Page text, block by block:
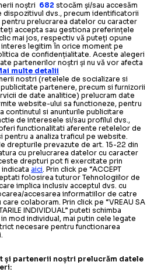
noștri 682 stocăm și/sau accesăm
dispozitivul dvs., precum identificatorii
prelucrarea datelor cu caracter
accepta sau gestiona preferințele
mai jos, respectiv vă puteți opune
interes legitim în orice moment pe
de confidențialitate. Aceste alegeri
partenerilor noștri și nu vă vor afecta
multe detalii
nostri (retelele de socializare si
partenere, precum si furnizorii
de date analitice) prelucram date
website-ului sa functioneze, pentru
continutul si anunturile publicitare
de interesele si/sau profilul dvs.,
functionalitati aferente retelelor de
pentru a analiza traficul pe website.
drepturile prevazute de art. 15-22 din
cu prelucrarea datelor cu caracter
drepturi pot fi exercitate prin
indicataaici. Prin click pe “ACCEPT
folosirea tuturor Tehnologiilor de
implica inclusiv acceptul dvs. cu
accesarea informatiilor de catre
colaboram. Prin click pe “VREAU SA
INDIVIDUAL” puteti schimba
mod individual, mai putin cele legate
necesare pentru functionarea
și partenerii noștri prelucrăm datele